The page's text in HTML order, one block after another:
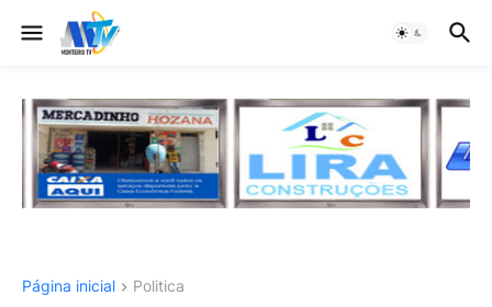
Página inicial Politica